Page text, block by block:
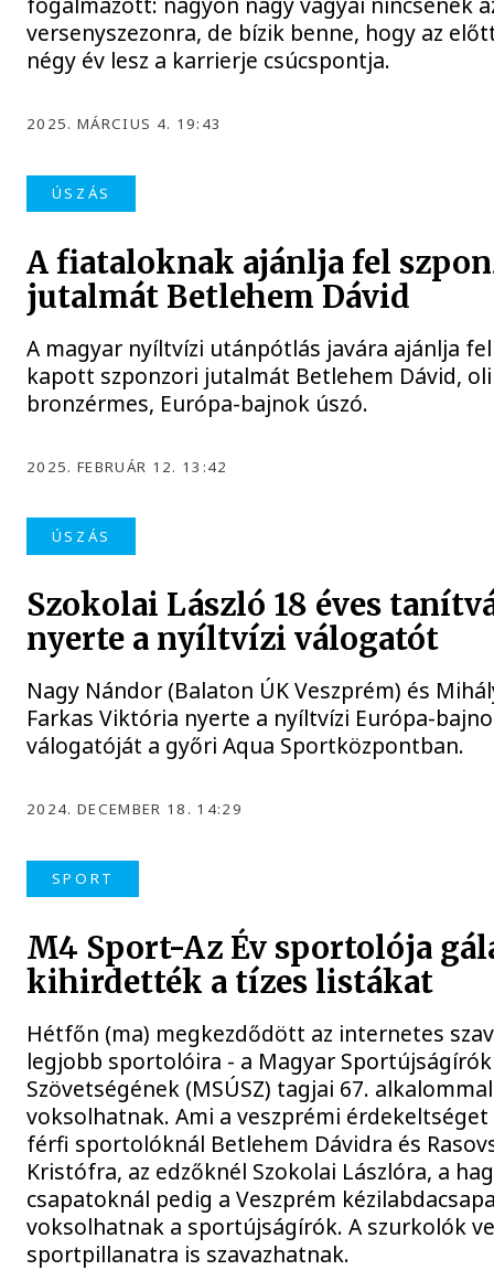
versenyszezonra, de bízik benne, hogy az
négy év lesz a karrierje csúcspontja.
2025. MÁRCIUS 4. 19:43
ÚSZÁS
A fiataloknak ajánlja fel
jutalmát Betlehem Dávid
A magyar nyíltvízi utánpótlás javára ajánlja
kapott szponzori jutalmát Betlehem Dávid,
bronzérmes, Európa-bajnok úszó.
2025. FEBRUÁR 12. 13:42
ÚSZÁS
Szokolai László 18 éves
nyerte a nyíltvízi válogatót
Nagy Nándor (Balaton ÚK Veszprém) és
Farkas Viktória nyerte a nyíltvízi Európa-
válogatóját a győri Aqua Sportközpontban.
2024. DECEMBER 18. 14:29
SPORT
M4 Sport-Az Év sportolója
kihirdették a tízes listákat
Hétfőn (ma) megkezdődött az internetes
legjobb sportolóira - a Magyar Sportújságírók
Szövetségének (MSÚSZ) tagjai 67. alkalommal
voksolhatnak. Ami a veszprémi
férfi sportolóknál Betlehem Dávidra és
Kristófra, az edzőknél Szokolai Lászlóra, a
csapatoknál pedig a Veszprém
voksolhatnak a sportújságírók. A szurkolók
sportpillanatra is szavazhatnak.